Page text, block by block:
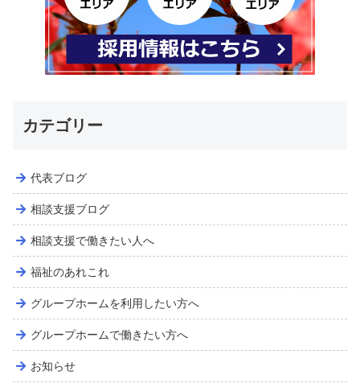
カテゴリー
代表ブログ
相談支援ブログ
相談支援で働きたい人へ
福祉のあれこれ
グループホームを利用したい方へ
グループホームで働きたい方へ
お知らせ